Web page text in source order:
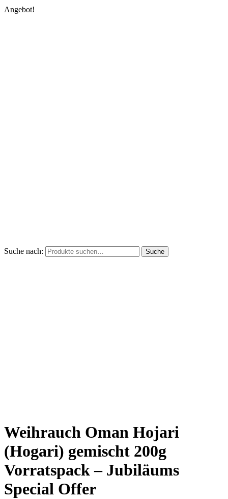
Angebot!
Suche nach: Suche
Weihrauch Oman Hojari
(Hogari) gemischt 200g
Vorratspack – Jubiläums
Special Offer